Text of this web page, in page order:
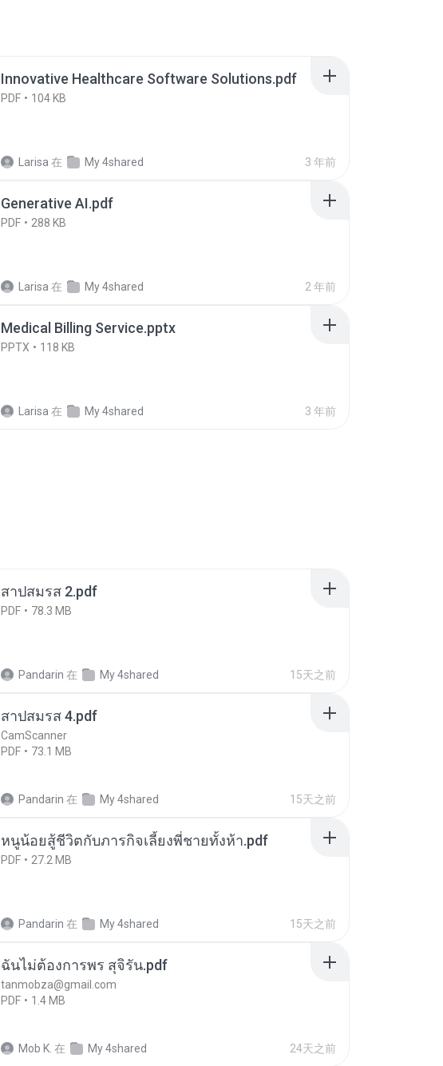
Innovative Healthcare Software Solutions.pdf
PDF 104 KB
Larisa 在 My 4shared 3 年前
Generative AI.pdf
PDF 288 KB
Larisa 在 My 4shared 2 年前
Medical Billing Service.pptx
PPTX 118 KB
Larisa 在 My 4shared 3 年前
สาปสมรส 2.pdf
PDF 78.3 MB
Pandarin 在 My 4shared 15天之前
สาปสมรส 4.pdf
CamScanner
PDF
73.1 MB
Pandarin 在 My 4shared 15天之前
หนูน้อยสู้ชีวิตกับภารกิจเลี้ยงพี่ชายทั้งห้า.pdf
PDF 27.2 MB
Pandarin 在 My 4shared 15天之前
ฉันไม่ต้องการพร สุจิรัน.pdf
tanmobza@gmail.com
PDF
1.4 MB
Mob K. 在 My 4shared 24天之前